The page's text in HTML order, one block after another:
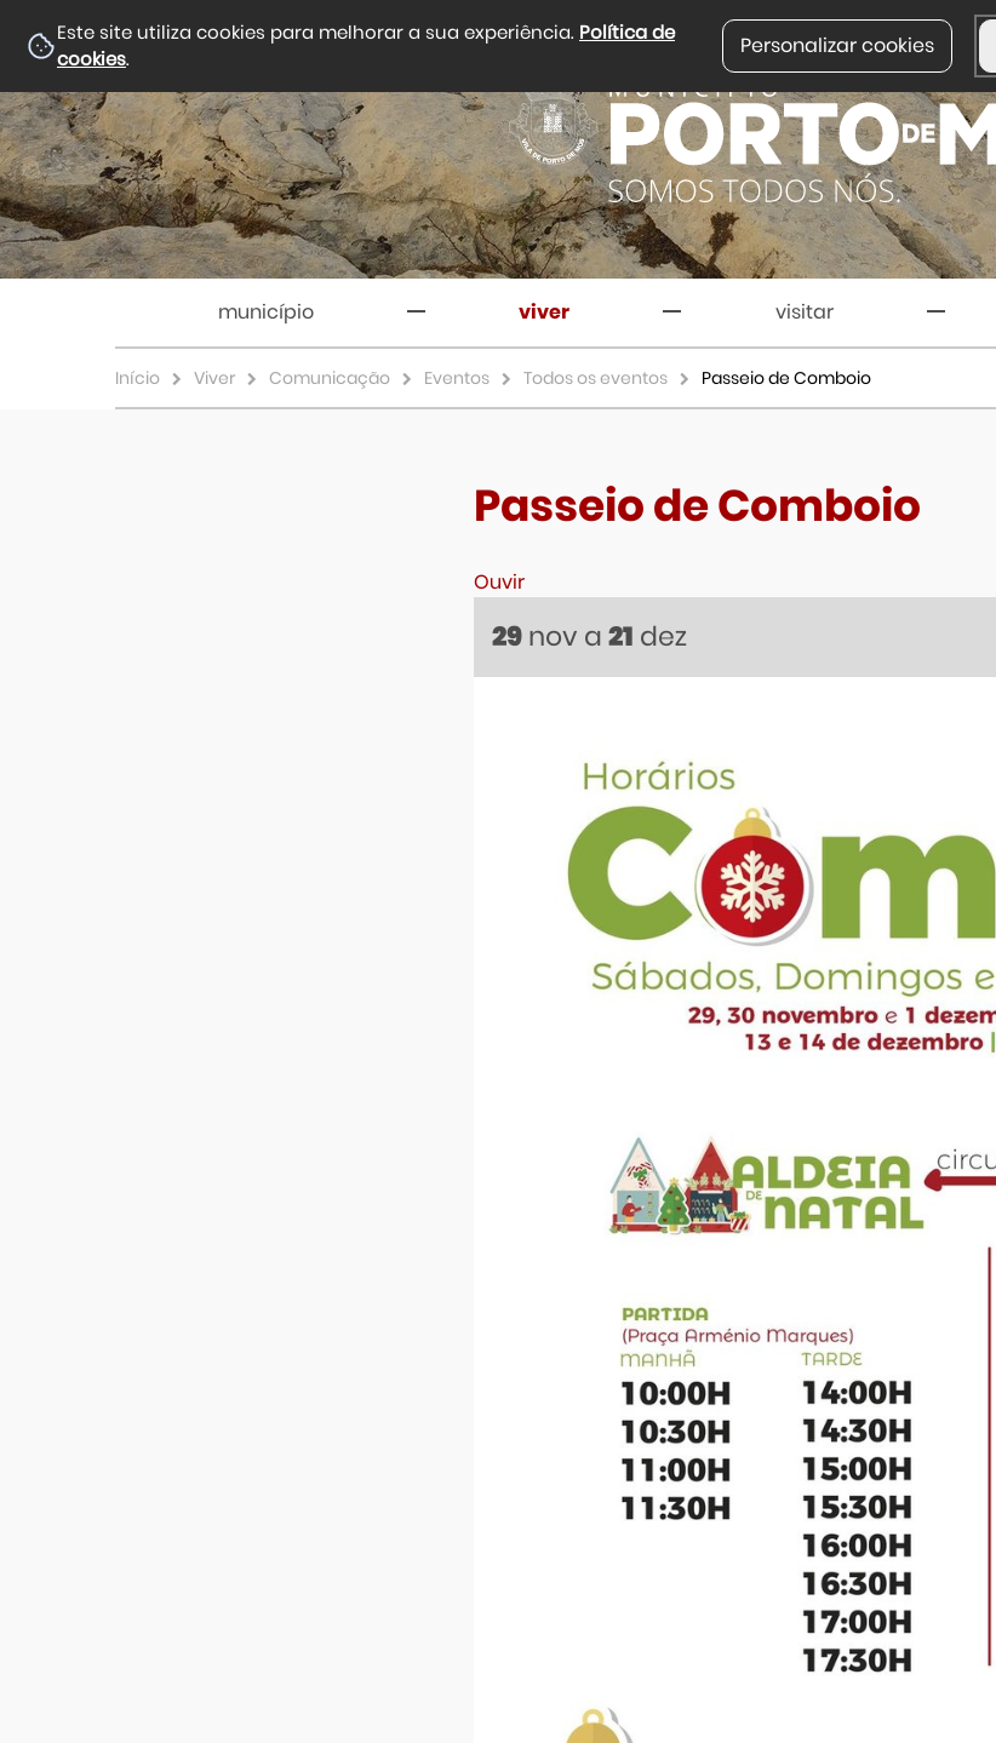
Este site utiliza cookies para melhorar a sua experiência. Política de
cookies. Personalizar cookies
município viver visitar
Início Viver Comunicação Eventos Todos os eventos Passeio de Comboio
Passeio de Comboio
Ouvir
29 nov a 21 dez